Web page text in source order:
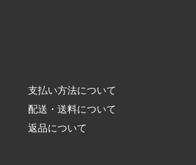
支払い方法について
配送・送料について
返品について